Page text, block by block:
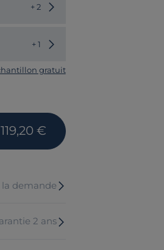
+ 2 Choisir une autre couleur
+ 1 Choisir un autre modèle
gratuit
119,20 €
demande
2 ans